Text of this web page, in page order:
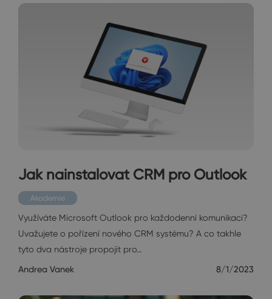
Jak nainstalovat CRM pro Outlook
Akademie
Využíváte Microsoft Outlook pro každodenní komunikaci?
Uvažujete o pořízení nového CRM systému? A co takhle
tyto dva nástroje propojit pro…
Andrea Vanek 8/1/2023